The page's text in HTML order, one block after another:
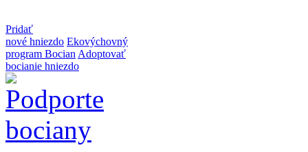
Pridať
nové hniezdo Ekovýchovný
program Bocian Adoptovať
bocianie hniezdo